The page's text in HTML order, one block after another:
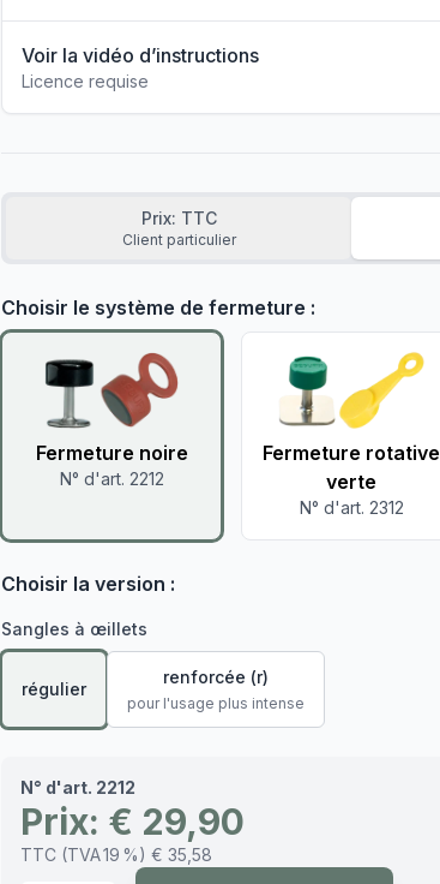
Voir la vidéo d’instructions
Licence requise
Prix: TTC
Client particulier
Choisir le système de fermeture :
Fermeture noire
N° d'art. 2212
Fermeture rotative
verte
N° d'art. 2312
Choisir la version :
Sangles à œillets
régulier
renforcée (r)
pour l'usage plus intense
N° d'art. 2212
Prix: € 29,90
TTC (TVA 19 %) € 35,58